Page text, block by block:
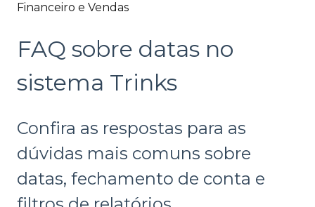
Financeiro e Vendas
FAQ sobre datas no
sistema Trinks
Confira as respostas para as
dúvidas mais comuns sobre
datas, fechamento de conta e